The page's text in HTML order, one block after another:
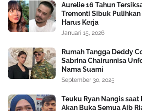
Aurelie 16 Tahun
Tremonti Sibuk Pulihkan
Harus Kerja
Januari 15, 2026
Rumah Tangga Deddy
Sabrina Chairunnisa
Nama Suami
September 30, 2025
Teuku Ryan Nangis saat
Akan Buka Semua Aib